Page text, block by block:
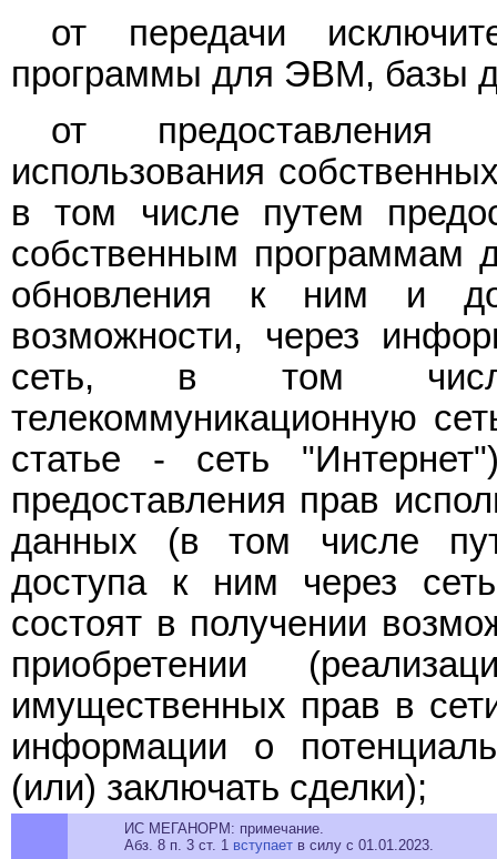
от передачи
программы для ЭВМ, базы
от предоставления
использования
в том числе путем
собственным
обновления к ним и
возможности, через
сеть, в том числе
телекоммуникационную
статье - сеть
предоставления прав
данных (в том числе
доступа к ним через
состоят в получении
приобретении
имущественных прав в
информации о
(или) заключать сделки);
ИС МЕГАНОРМ: примечание.
Абз. 8 п. 3 ст. 1 вступает в силу с 01.01.2023.